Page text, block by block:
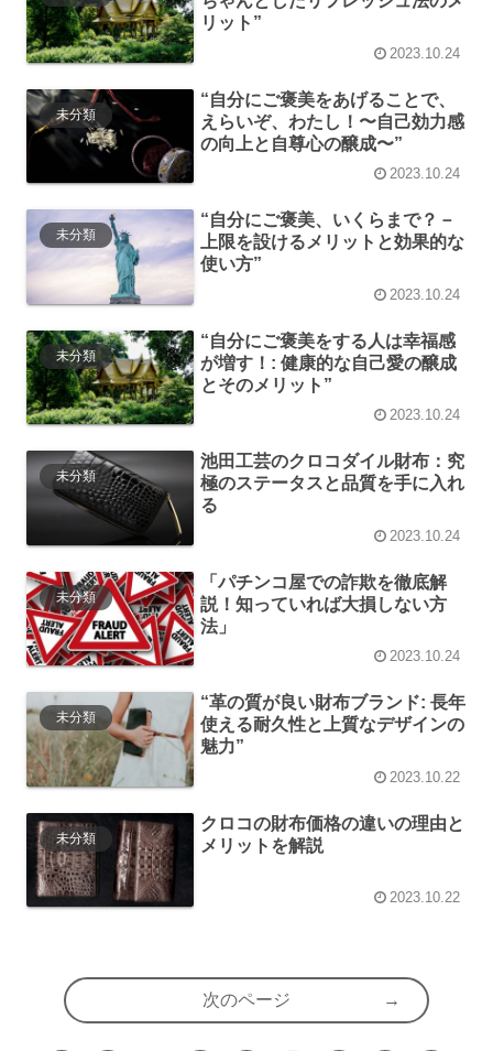
リット”
2023.10.24
未分類
“自分にご褒美をあげることで、
えらいぞ、わたし！〜自己効力感
の向上と自尊心の醸成〜”
2023.10.24
未分類
“自分にご褒美、いくらまで？－
上限を設けるメリットと効果的な
使い方”
2023.10.24
未分類
“自分にご褒美をする人は幸福感
が増す！: 健康的な自己愛の醸成
とそのメリット”
2023.10.24
未分類
池田工芸のクロコダイル財布：究
極のステータスと品質を手に入れ
る
2023.10.24
未分類
「パチンコ屋での詐欺を徹底解
説！知っていれば大損しない方
法」
2023.10.24
未分類
“革の質が良い財布ブランド: 長年
使える耐久性と上質なデザインの
魅力”
2023.10.22
未分類
クロコの財布価格の違いの理由と
メリットを解説
2023.10.22
次のページ